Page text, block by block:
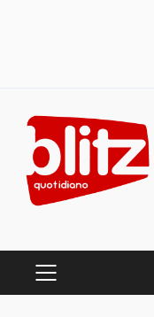
content
PRIMARY